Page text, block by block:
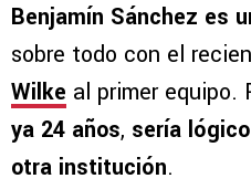
Benjamín Sánchez es
sobre todo con el
Wilke al primer equipo.
ya 24 años, sería
otra institución.